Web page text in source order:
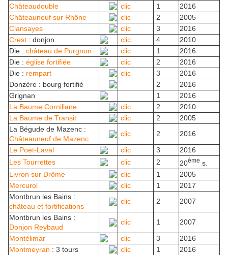
Châteaudouble
clic 1
2016
Châteauneuf sur Rhône
clic 2
2005
Clansayes
clic 3
2016
Crest : donjon clic 4
2010
Die : château de Purgnon clic 1
2016
Die : église fortifiée clic 2
2016
Die : rempart clic 3
2016
Donzère : bourg fortifié
2
2016
Grignan
1
2016
La Baume Cornillane
clic 2
2010
La Baume de Transit
clic 2
2005
La Bégude de Mazenc :
Châteauneuf de Mazenc
clic 2
2016
Le Poët-Laval
clic 3
2016
Les Tourrettes
clic 2 20ème s.
Livron sur Drôme
clic 1
2005
Mercurol
clic 1
2017
Montbrun les Bains :
château et fortifications
clic 2
2007
Montbrun les Bains :
Donjon Reybaud
clic 1
2007
Montélimar
clic 3
2016
Montmeyran : 3 tours clic 1
2016